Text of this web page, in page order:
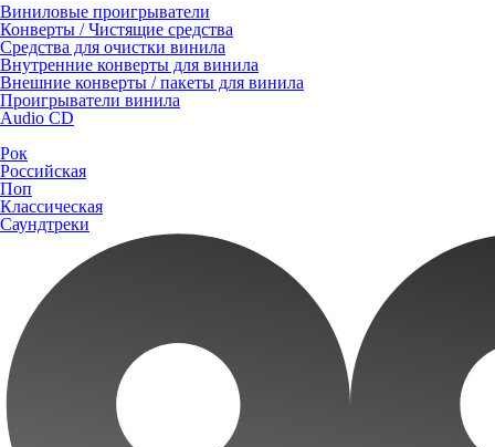
Виниловые проигрыватели
Конверты / Чистящие средства
Средства для очистки винила
Внутренние конверты для винила
Внешние конверты / пакеты для винила
Проигрыватели винила
Audio CD
Рок
Российская
Поп
Классическая
Саундтреки